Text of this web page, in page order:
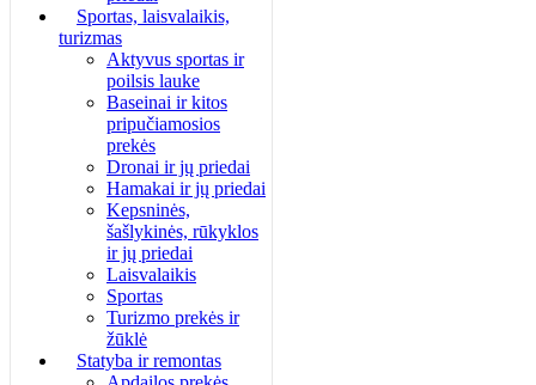
Sportas, laisvalaikis,
turizmas
Aktyvus sportas ir
poilsis lauke
Baseinai ir kitos
pripučiamosios
prekės
Dronai ir jų priedai
Hamakai ir jų priedai
Kepsninės,
šašlykinės, rūkyklos
ir jų priedai
Laisvalaikis
Sportas
Turizmo prekės ir
žūklė
Statyba ir remontas